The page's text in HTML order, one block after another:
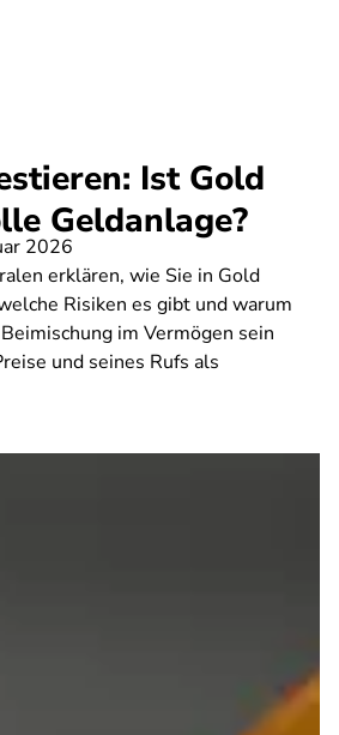
Ist Gold
Geldanlage?
2026
erklären, wie Sie in Gold
Risiken es gibt und warum
im Vermögen sein
und seines Rufs als